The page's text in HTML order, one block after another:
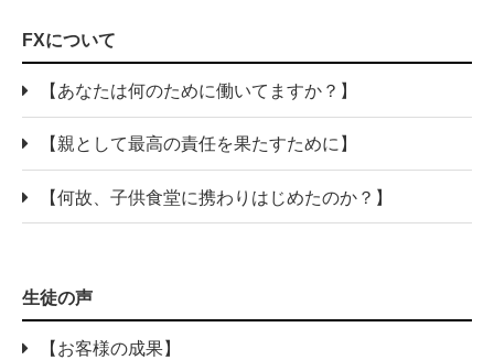
FXについて
【あなたは何のために働いてますか？】
【親として最高の責任を果たすために】
【何故、子供食堂に携わりはじめたのか？】
生徒の声
【お客様の成果】